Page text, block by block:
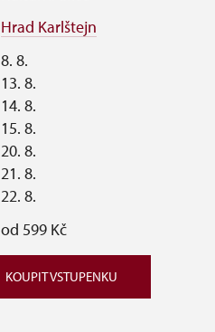
Hrad Karlštejn
8. 8.
13. 8.
14. 8.
15. 8.
20. 8.
21. 8.
22. 8.
od 599 Kč
KOUPIT VSTUPENKU